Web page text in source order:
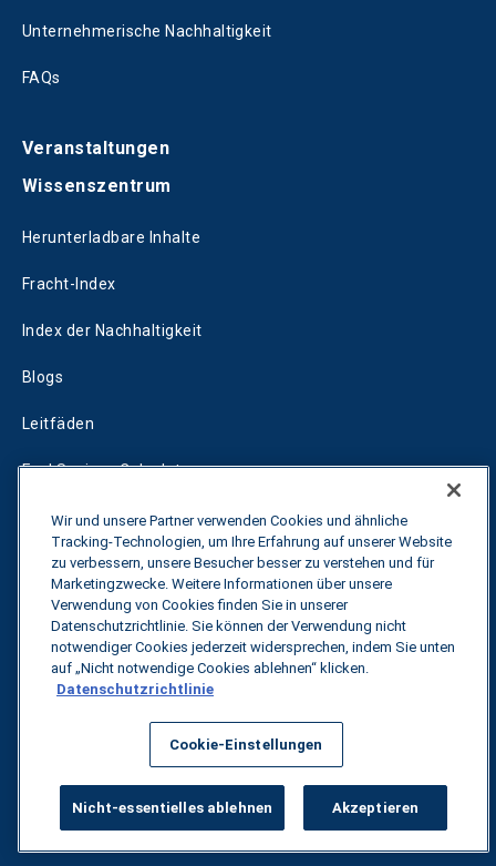
Unternehmerische Nachhaltigkeit
FAQs
Veranstaltungen
Wissenszentrum
Herunterladbare Inhalte
Fracht-Index
Index der Nachhaltigkeit
Blogs
Leitfäden
Fuel Savings Calculator
Rechner für die Transportoptimierung
Tarif-Tracker
Kontakt
Alle Rechte vorbehalten. Datenschutzbestimmungen
Wir und unsere Partner verwenden Cookies und ähnliche
Tracking-Technologien, um Ihre Erfahrung auf unserer Website
zu verbessern, unsere Besucher besser zu verstehen und für
Marketingzwecke. Weitere Informationen über unsere
Verwendung von Cookies finden Sie in unserer
Datenschutzrichtlinie. Sie können der Verwendung nicht
notwendiger Cookies jederzeit widersprechen, indem Sie unten
auf „Nicht notwendige Cookies ablehnen“ klicken.
Datenschutzrichtlinie
Cookie-Einstellungen
Nicht-essentielles ablehnen Akzeptieren